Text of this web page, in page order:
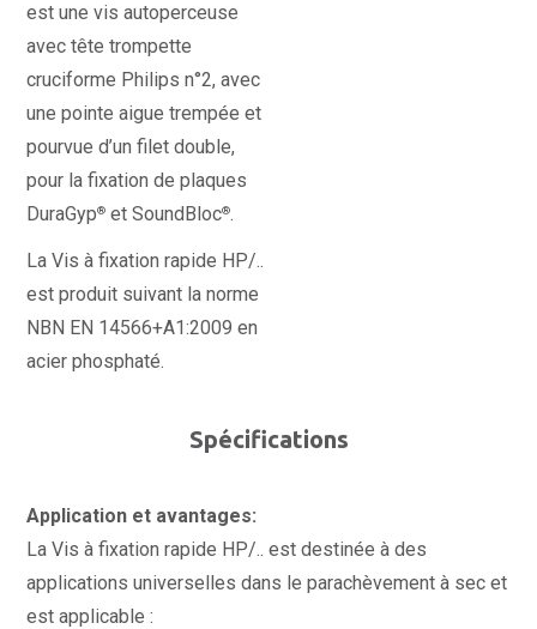
est une vis autoperceuse
avec tête trompette
cruciforme Philips n°2, avec
une pointe aigue trempée et
pourvue d’un filet double,
pour la fixation de plaques
DuraGyp® et SoundBloc®.
La Vis à fixation rapide HP/..
est produit suivant la norme
NBN EN 14566+A1:2009 en
acier phosphaté.
Spécifications
Application et avantages:
La Vis à fixation rapide HP/.. est destinée à des
applications universelles dans le parachèvement à sec et
est applicable :